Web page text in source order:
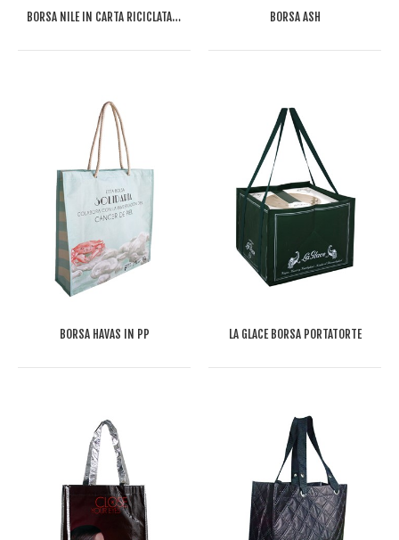
BORSA NILE IN CARTA RICICLATA E PP BORSA ASH
BORSA HAVAS IN PP LA GLACE BORSA PORTATORTE